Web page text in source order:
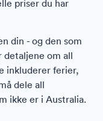
priser du har
din - og den som
detaljene om all
inkluderer ferier,
dele all
ikke er i Australia.